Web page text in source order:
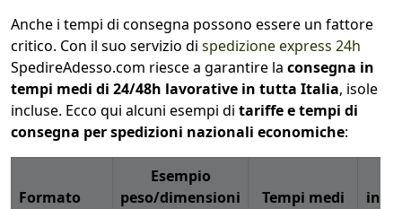
Anche i tempi di consegna possono essere un fattore
critico. Con il suo servizio di spedizione express 24h
SpedireAdesso.com riesce a garantire la consegna in
tempi medi di 24/48h lavorative in tutta Italia, isole
incluse. Ecco qui alcuni esempi di tariffe e tempi di
consegna per spedizioni nazionali economiche:
Formato
Esempio
peso/dimensioni
Tempi medi